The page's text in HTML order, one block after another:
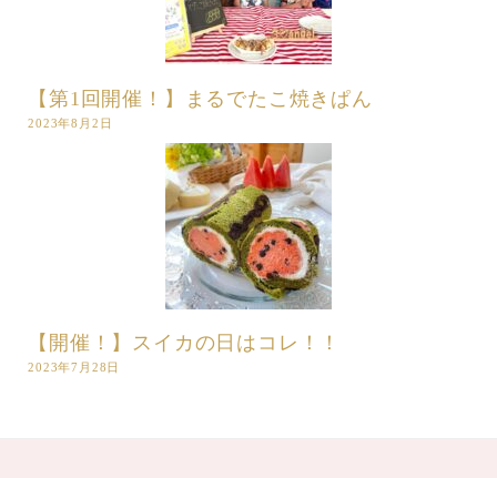
【第1回開催！】まるでたこ焼きぱん
2023年8月2日
【開催！】スイカの日はコレ！！
2023年7月28日